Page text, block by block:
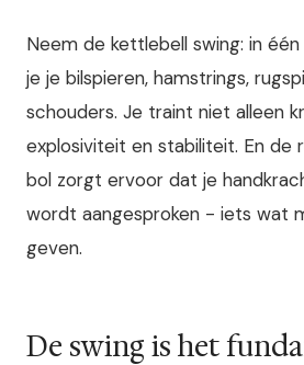
Neem de kettlebell swing: in
je je bilspieren, hamstrings,
schouders. Je traint niet alleen
explosiviteit en stabiliteit. En de
bol zorgt ervoor dat je
wordt aangesproken - iets wat
geven.
De swing is het